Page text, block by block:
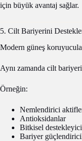
için büyük avantaj sağlar.
5. Cilt Bariyerini
Modern güneş
Aynı zamanda cilt
Örneğin:
Nemlendirici
Antioksidanlar
Bitkisel
Bariyer